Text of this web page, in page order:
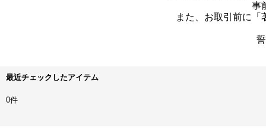
事
また、お取引前に
最近チェックしたアイテム
0件